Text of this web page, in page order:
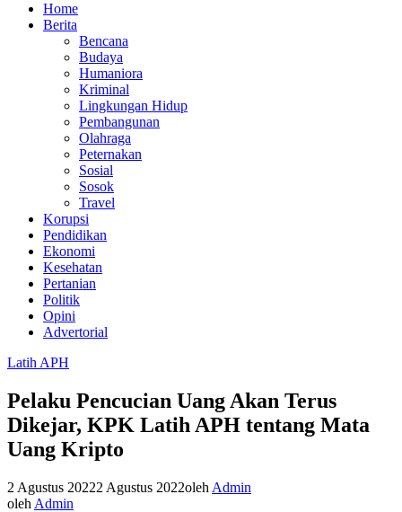
Home
Berita
Bencana
Budaya
Humaniora
Kriminal
Lingkungan Hidup
Pembangunan
Olahraga
Peternakan
Sosial
Sosok
Travel
Korupsi
Pendidikan
Ekonomi
Kesehatan
Pertanian
Politik
Opini
Advertorial
Latih APH
Pelaku Pencucian Uang Akan Terus
Dikejar, KPK Latih APH tentang Mata
Uang Kripto
2 Agustus 20222 Agustus 2022oleh Admin
oleh Admin